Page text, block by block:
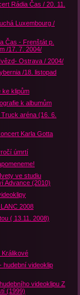
Rádia Čas / 20. 11.
Luxembourg /
Čas - Frenštát p.
/17. 7. 2004/
Ostrava / 2004/
/18. listopad
ke klipům
k albumům
aréna (16. 6.
Karla Gotta
úmrtí
ve studiu
Advance (2010)
2008
( 13.11. 2008)
Králikové
hudební videoklip
videoklipu Z
(1999)